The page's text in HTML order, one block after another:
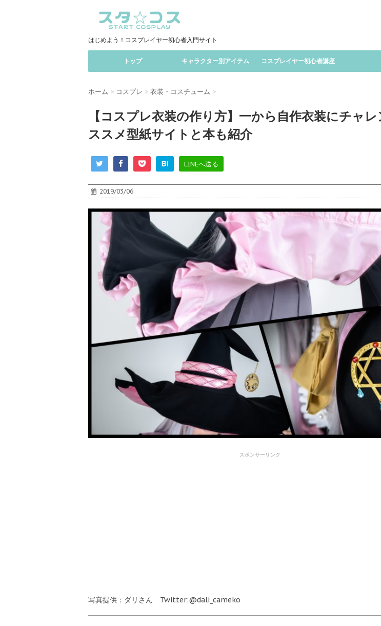
はじめよう！コスプレイヤー初心者入門サイト
トップ キャラクター別アイテム コスプレイヤー初心者講座
ホーム > コスプレ > 衣装・コスチューム >
【コスプレ衣装の作り方】一から自作衣装にチャ
ススメ型紙サイトと本も紹介
B! LINEへ送る
2019/03/06
スポンサーリンク
写真提供：ダリさん Twitter:@dali_cameko